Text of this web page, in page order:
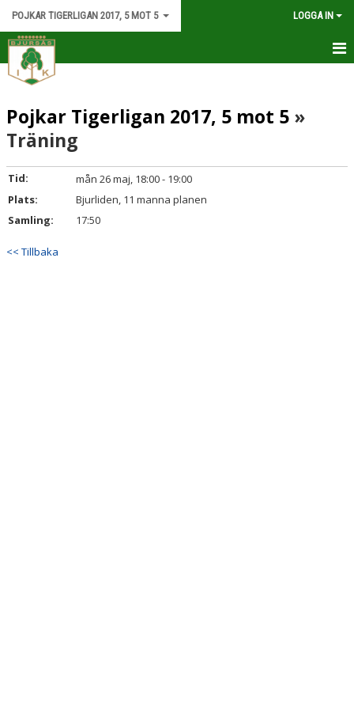
POJKAR TIGERLIGAN 2017, 5 MOT 5 LOGGA IN
HEM
NYHETER
ATT TÄNKA PÅ SOM FÖRÄLDER
KALENDER
KONTAKT
Pojkar Tigerligan 2017, 5 mot 5 »
Träning
Tid:
mån 26 maj, 18:00 - 19:00
Plats:
Bjurliden, 11 manna planen
Samling:
17:50
<< Tillbaka